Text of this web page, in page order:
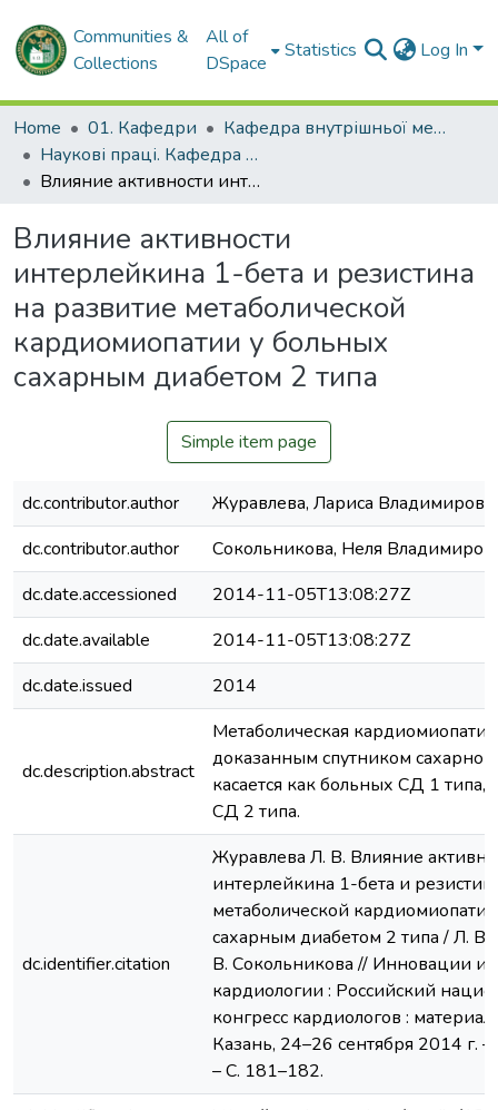
Communities &
Collections
All of
DSpace
Statistics Log In
Home 01. Кафедри
Кафедра внутрішньої медицини № 3 та ендокринології
Наукові праці. Кафедра внутрішньої медицини № 3 та ендокринології
Влияние активности интерлейкина 1-бета и резистина на развитие метаболической кардиомиопатии у больных сахарным диабетом 2 типа
Влияние активности
интерлейкина 1-бета и резистина
на развитие метаболической
кардиомиопатии у больных
сахарным диабетом 2 типа
Simple item page
dc.contributor.author
Журавлева, Лариса
dc.contributor.author
Сокольникова, Неля
dc.date.accessioned
2014-11-05T13:08:27Z
dc.date.available
2014-11-05T13:08:27Z
dc.date.issued
2014
dc.description.abstract
Метаболическая кардиомиопатия
доказанным спутником
касается как больных СД 1 типа,
СД 2 типа.
dc.identifier.citation
Журавлева Л. В. Влияние
интерлейкина 1-бета и
метаболической
сахарным диабетом 2 типа / Л. В.
В. Сокольникова // Инновации и
кардиологии : Российский
конгресс кардиологов :
Казань, 24–26 сентября 2014 г.
– С. 181–182.